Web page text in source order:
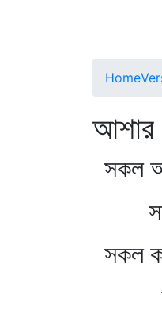
Home
সকল
সকল